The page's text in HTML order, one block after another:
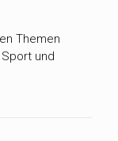
Themen
Sport und